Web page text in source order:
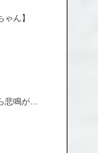
ん】
悲鳴が…